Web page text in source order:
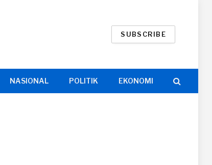
SUBSCRIBE
NASIONAL POLITIK EKONOMI